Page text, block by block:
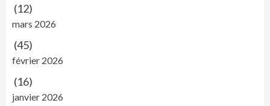
(12)
mars 2026
(45)
février 2026
(16)
janvier 2026